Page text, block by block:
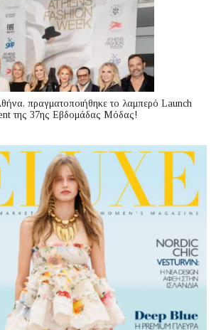
πραγματοποιήθηκε το λαμπερό Launch
της 37ης Εβδομάδας Μόδας!